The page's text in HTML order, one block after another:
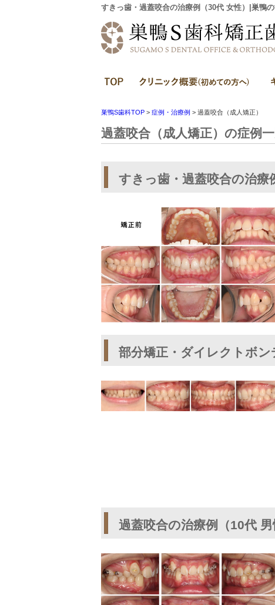
すきっ歯・過蓋咬合の治療例（30代 女性）|巣鴨
ホーム ク
巣鴨S歯科TOP > 症例・治療例 > 過蓋咬合（成人矯正）
過蓋咬合（成人矯正）の症例
すきっ歯・過蓋咬合の治療
部分矯正・ダイレクトボ
過蓋咬合の治療例（10代 男